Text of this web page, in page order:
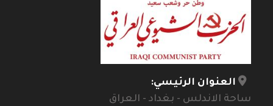
العنوان الرئيسي:
ساحة الاندلس - بغداد - العراق